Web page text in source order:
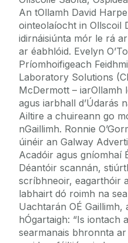
An tOllamh David
ointeolaíocht in Ollscoil
idirnáisiúnta mór le rá
ar éabhlóid. Evelyn
Príomhoifigeach
Laboratory Solutions
McDermott – iarOllamh
agus iarbhall d’Údarás
Ailtire a chuireann go
nGaillimh. Ronnie
úinéir an Galway
Acadóir agus gníomhaí
Déantóir scannán,
scríbhneoir, eagarthóir
labhairt dó roimh na
Uachtarán OÉ Gaillimh,
hÓgartaigh: “Is iontach
searmanais bhronnta